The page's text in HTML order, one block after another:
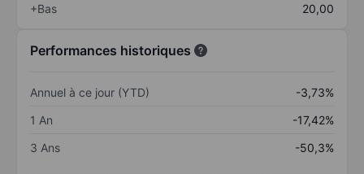
+Bas
20,00
Performances historiques
Annuel à ce jour (YTD)
-3,73%
1 An
-17,42%
3 Ans
-50,3%